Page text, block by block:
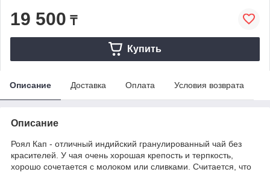
19 500 ₸
Купить
Описание Доставка Оплата Условия возврата
Описание
Роял Кап - отличный индийский гранулированный чай без
красителей. У чая очень хорошая крепость и терпкость,
хорошо сочетается с молоком или сливками. Считается, что